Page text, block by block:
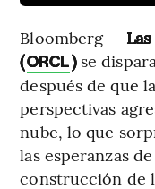
Bloomberg —
(ORCL)se
después de que
perspectivas
nube, lo que
las esperanzas
construcción de